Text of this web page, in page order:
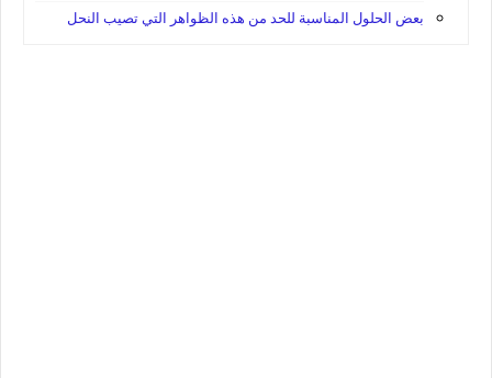
بعض الحلول المناسبة للحد من هذه الظواهر التي تصيب النحل